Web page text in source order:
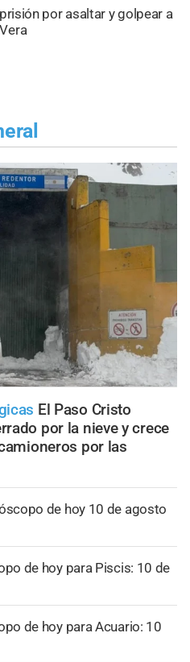
por asaltar y golpear a
El Paso Cristo
por la nieve y crece
por las
de hoy 10 de agosto
de hoy para Piscis: 10 de
de hoy para Acuario: 10